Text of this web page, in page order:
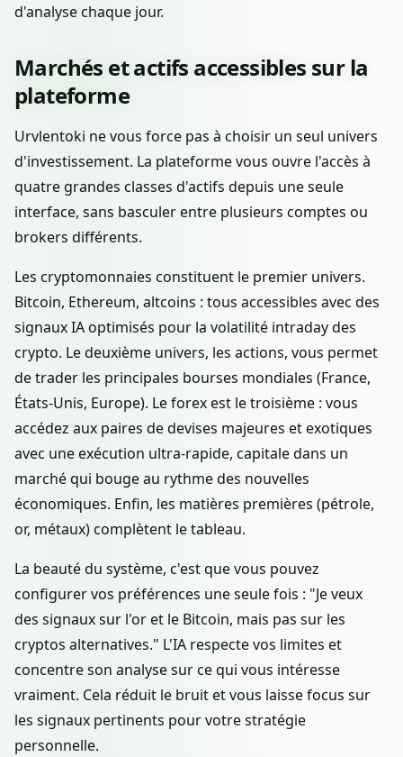
d'analyse chaque jour.
Marchés et actifs accessibles sur la
plateforme
Urvlentoki ne vous force pas à choisir un seul univers
d'investissement. La plateforme vous ouvre l'accès à
quatre grandes classes d'actifs depuis une seule
interface, sans basculer entre plusieurs comptes ou
brokers différents.
Les cryptomonnaies constituent le premier univers.
Bitcoin, Ethereum, altcoins : tous accessibles avec des
signaux IA optimisés pour la volatilité intraday des
crypto. Le deuxième univers, les actions, vous permet
de trader les principales bourses mondiales (France,
États-Unis, Europe). Le forex est le troisième : vous
accédez aux paires de devises majeures et exotiques
avec une exécution ultra-rapide, capitale dans un
marché qui bouge au rythme des nouvelles
économiques. Enfin, les matières premières (pétrole,
or, métaux) complètent le tableau.
La beauté du système, c'est que vous pouvez
configurer vos préférences une seule fois : "Je veux
des signaux sur l'or et le Bitcoin, mais pas sur les
cryptos alternatives." L'IA respecte vos limites et
concentre son analyse sur ce qui vous intéresse
vraiment. Cela réduit le bruit et vous laisse focus sur
les signaux pertinents pour votre stratégie
personnelle.